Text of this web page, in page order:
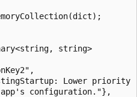
string>
Lower priority
configuration."},